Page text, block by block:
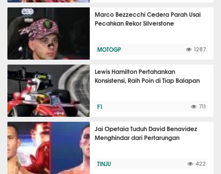
Marco Bezzecchi Cedera Parah Usai
Pecahkan Rekor Silverstone
MOTOGP 1287
Lewis Hamilton Pertahankan
Konsistensi, Raih Poin di Tiap Balapan
F1 711
Jai Opetaia Tuduh David Benavidez
Menghindar dari Pertarungan
TINJU 422